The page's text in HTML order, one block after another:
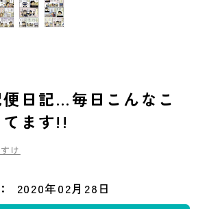
便日記…毎日こんなこ
ます!!
け
2020年02月28日